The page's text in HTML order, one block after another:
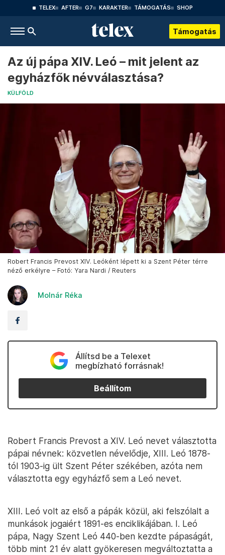
TELEX AFTER G7 KARAKTER TÁMOGATÁS SHOP
Támogatás
Az új pápa XIV. Leó – mit jelent az
egyházfők névválasztása?
KÜLFÖLD
Robert Francis Prevost XIV. Leóként lépett ki a Szent Péter térre
néző erkélyre – Fotó: Yara Nardi / Reuters
Molnár Réka
Állítsd be a Telexet
megbízható forrásnak!
Beállítom
Robert Francis Prevost a XIV. Leó nevet választotta
pápai névnek: közvetlen névelődje, XIII. Leó 1878-
tól 1903-ig ült Szent Péter székében, azóta nem
választotta egy egyházfő sem a Leó nevet.
XIII. Leó volt az első a pápák közül, aki felszólalt a
munkások jogaiért 1891-es enciklikájában. I. Leó
pápa, Nagy Szent Leó 440-ben kezdte pápaságát,
több mint 21 év alatt gyökeresen megváltoztatta a